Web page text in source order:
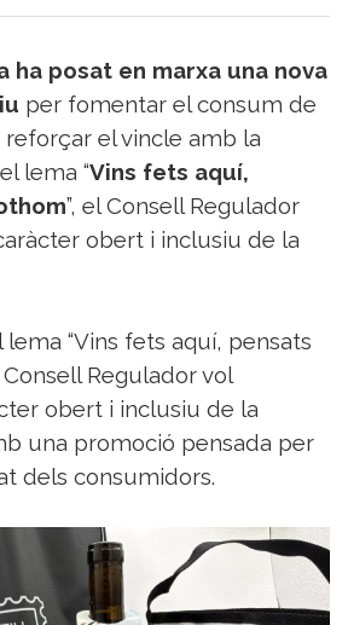
ha posat en marxa una nova
per fomentar el consum de
el vincle amb la
lema “Vins fets aquí,
”, el Consell Regulador
obert i inclusiu de la
“Vins fets aquí, pensats
Regulador vol
obert i inclusiu de la
una promoció pensada per
dels consumidors.